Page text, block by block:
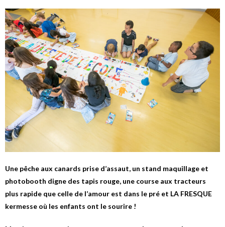
Une pêche aux canards prise d’assaut, un stand maquillage et
photobooth digne des tapis rouge, une course aux tracteurs
plus rapide que celle de l’amour est dans le pré et LA FRESQUE
kermesse où les enfants ont le sourire !